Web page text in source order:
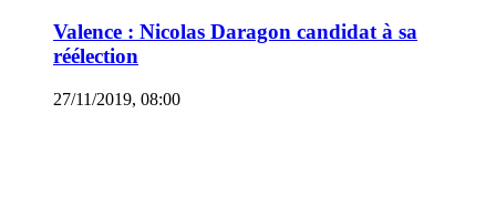
Valence : Nicolas Daragon candidat à sa
réélection
27/11/2019, 08:00